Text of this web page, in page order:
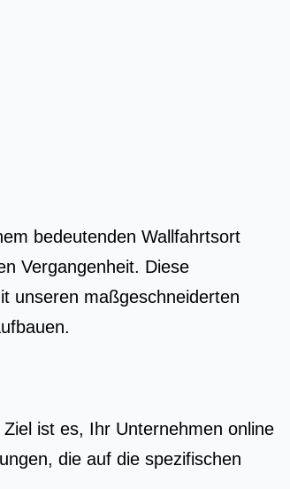
bedeutenden Wallfahrtsort
Vergangenheit. Diese
unseren maßgeschneiderten
ist es, Ihr Unternehmen online
die auf die spezifischen